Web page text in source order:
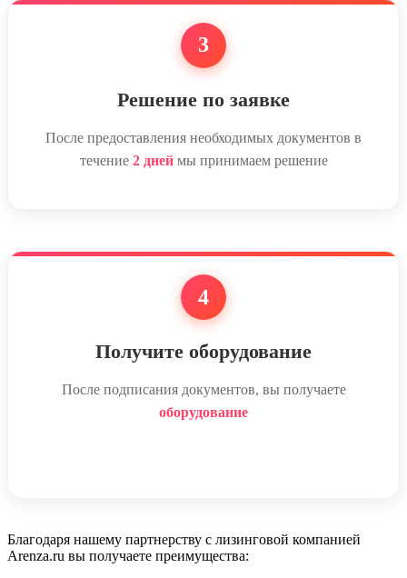
3
Решение по заявке
После предоставления необходимых документов в
течение 2 днеймы принимаем решение
4
Получите оборудование
После подписания документов, вы получаете
оборудование
Благодаря нашему партнерству с лизинговой компанией
Arenza.ru вы получаете преимущества: